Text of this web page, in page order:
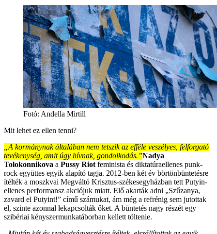
Fotó: Andella Mirtill
Mit lehet ez ellen tenni?
„A kormánynak általában nem tetszik az efféle veszélyes, felforgató
tevékenység, amit úgy hívnak, gondolkodás.”Nadya
Tolokonnikova a Pussy Riot feminista és diktatúraellenes punk-
rock együttes egyik alapító tagja. 2012-ben két év börtönbüntetésre
ítélték a moszkvai Megváltó Krisztus-székesegyházban tett Putyin-
ellenes performansz akciójuk miatt. Elő akarták adni „Szűzanya,
zavard el Putyint!” című számukat, ám még a refrénig sem jutottak
el, szinte azonnal lekapcsolták őket. A büntetés nagy részét egy
szibériai kényszermunkatáborban kellett töltenie.